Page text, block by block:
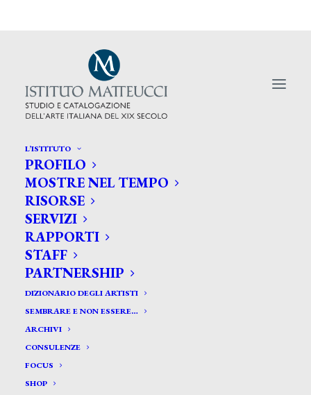
L’ISTITUTO
PROFILO
MOSTRE NEL TEMPO
RISORSE
SERVIZI
RAPPORTI
STAFF
PARTNERSHIP
DIZIONARIO DEGLI ARTISTI
SEMBRARE E NON ESSERE…
ARCHIVI
CONSULENZE
FOCUS
SHOP
Uno dei luoghi più belli d'Italia
Lucca e la Versilia